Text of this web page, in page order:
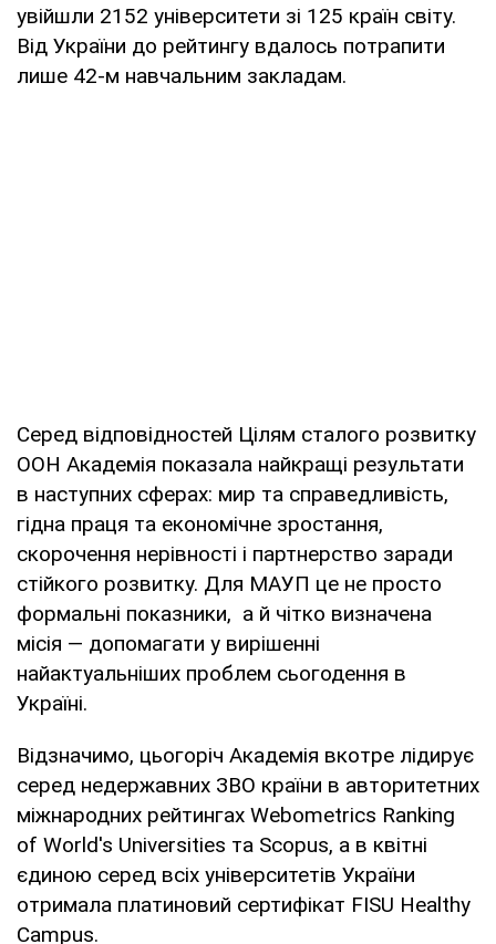
увійшли 2152 університети зі 125 країн світу.
Від України до рейтингу вдалось потрапити
лише 42-м навчальним закладам.
Серед відповідностей Цілям сталого розвитку
ООН Академія показала найкращі результати
в наступних сферах: мир та справедливість,
гідна праця та економічне зростання,
скорочення нерівності і партнерство заради
стійкого розвитку. Для МАУП це не просто
формальні показники, а й чітко визначена
місія — допомагати у вирішенні
найактуальніших проблем сьогодення в
Україні.
Відзначимо, цьогоріч Академія вкотре лідирує
серед недержавних ЗВО країни в авторитетних
міжнародних рейтингах Webometrics Ranking
of World's Universities та Scopus, а в квітні
єдиною серед всіх університетів України
отримала платиновий сертифікат FISU Healthy
Campus.